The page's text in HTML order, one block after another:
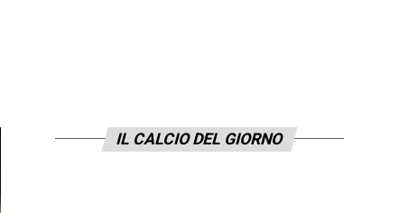
IL CALCIO DEL GIORNO